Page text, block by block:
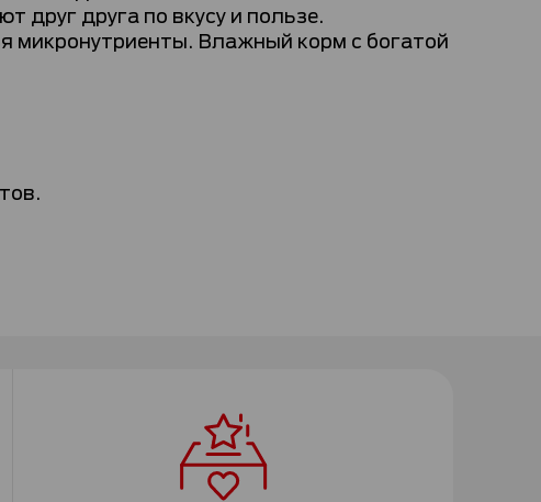
друга по вкусу и пользе.
Влажный корм с богатой